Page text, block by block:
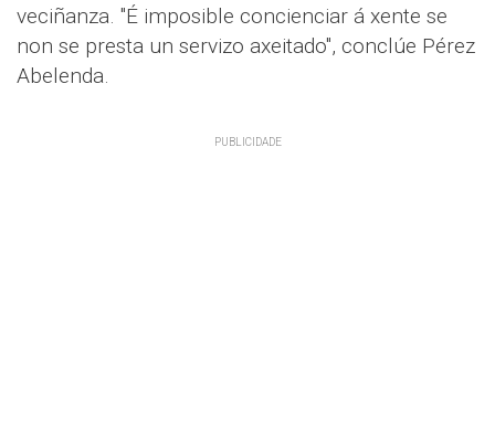
veciñanza. "É imposible concienciar á xente se
non se presta un servizo axeitado", conclúe Pérez
Abelenda.